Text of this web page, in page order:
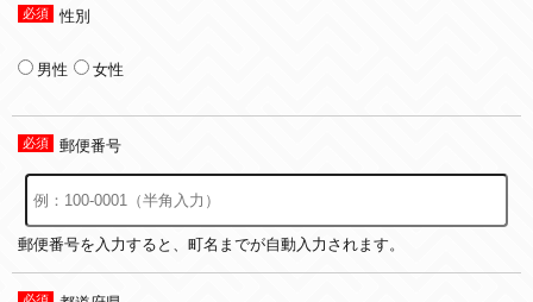
性別
男性 女性
郵便番号
郵便番号を入力すると、町名までが自動入力されます。